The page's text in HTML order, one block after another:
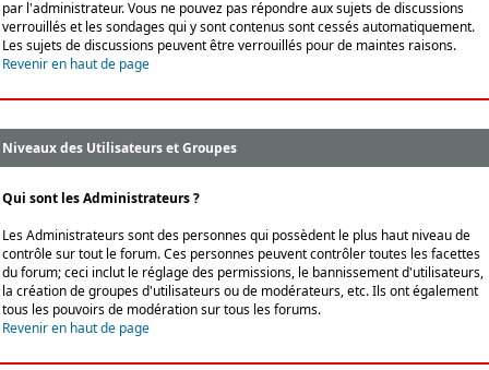
par l'administrateur. Vous ne pouvez pas répondre aux sujets de discussions
verrouillés et les sondages qui y sont contenus sont cessés automatiquement.
Les sujets de discussions peuvent être verrouillés pour de maintes raisons.
Revenir en haut de page
Niveaux des Utilisateurs et Groupes
Qui sont les Administrateurs ?
Les Administrateurs sont des personnes qui possèdent le plus haut niveau de
contrôle sur tout le forum. Ces personnes peuvent contrôler toutes les facettes
du forum; ceci inclut le réglage des permissions, le bannissement d'utilisateurs,
la création de groupes d'utilisateurs ou de modérateurs, etc. Ils ont également
tous les pouvoirs de modération sur tous les forums.
Revenir en haut de page